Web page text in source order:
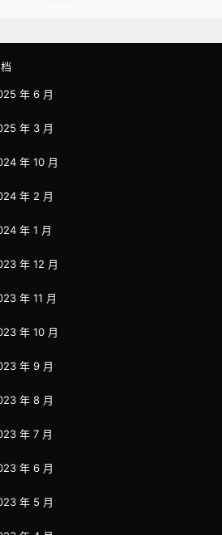
年 6 月
年 3 月
年 10 月
年 2 月
年 1 月
年 12 月
年 11 月
年 10 月
年 9 月
年 8 月
年 7 月
年 6 月
年 5 月